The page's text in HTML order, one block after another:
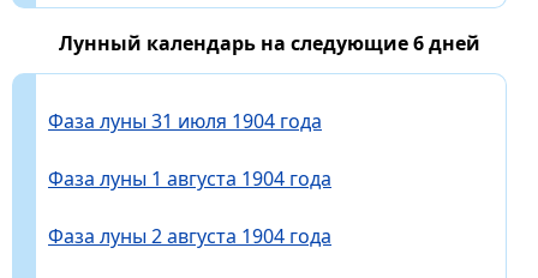
Лунный календарь на следующие 6 дней
Фаза луны 31 июля 1904 года
Фаза луны 1 августа 1904 года
Фаза луны 2 августа 1904 года